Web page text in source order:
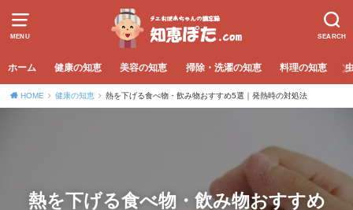
MENU SEARCH
ホーム 健康の知恵 美容の知恵 掃除・洗濯の知恵 料理の知恵
HOME 健康の知恵 熱を下げる食べ物・飲み物おすすめ5選｜発熱時の対処法
熱を下げる食べ物・飲み物おすすめ